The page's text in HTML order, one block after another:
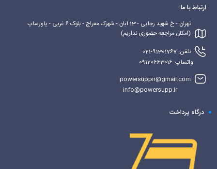
ارتباط با ما
تهران - خ شهید رجایی - 13 آبان - شهرک معراج - بلوک 6 غربی - پاورساپ
(امکان مراجعه حضوری نداریم)
تلفن: 91301767-021
واتساپ: 09120663016
powersuppir@gmail.com
info@powersupp.ir
درگاه پرداخت